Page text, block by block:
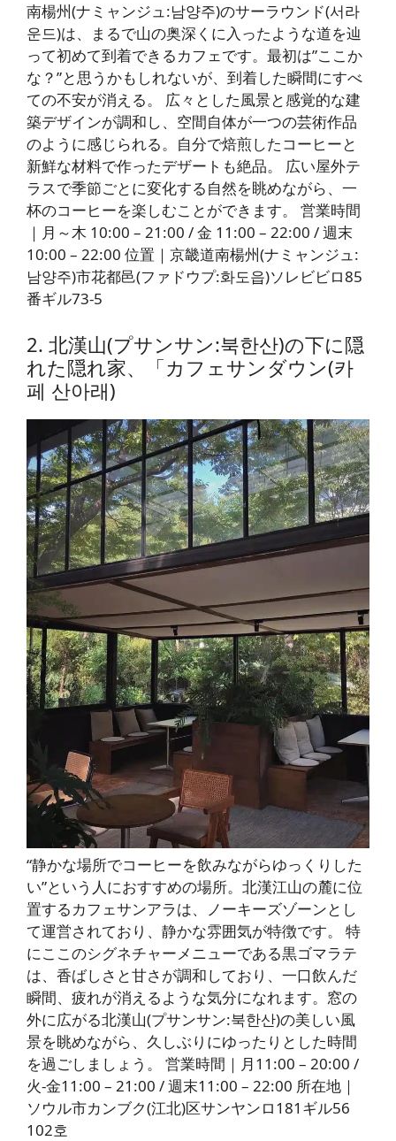
南楊州(ナミャンジュ:남양주)のサーラウンド(서라
운드)は、まるで山の奥深くに入ったような道を辿
って初めて到着できるカフェです。最初は”ここか
な？”と思うかもしれないが、到着した瞬間にすべ
ての不安が消える。 広々とした風景と感覚的な建
築デザインが調和し、空間自体が一つの芸術作品
のように感じられる。自分で焙煎したコーヒーと
新鮮な材料で作ったデザートも絶品。 広い屋外テ
ラスで季節ごとに変化する自然を眺めながら、一
杯のコーヒーを楽しむことができます。 営業時間
｜月～木 10:00 – 21:00 / 金 11:00 – 22:00 / 週末
10:00 – 22:00 位置｜京畿道南楊州(ナミャンジュ:
남양주)市花都邑(ファドウプ:화도읍)ソレビビロ85
番ギル73-5
2. 北漢山(プサンサン:북한산)の下に隠
れた隠れ家、「カフェサンダウン(카
페 산아래)
“静かな場所でコーヒーを飲みながらゆっくりした
い”という人におすすめの場所。北漢江山の麓に位
置するカフェサンアラは、ノーキーズゾーンとし
て運営されており、静かな雰囲気が特徴です。 特
にここのシグネチャーメニューである黒ゴマラテ
は、香ばしさと甘さが調和しており、一口飲んだ
瞬間、疲れが消えるような気分になれます。窓の
外に広がる北漢山(プサンサン:북한산)の美しい風
景を眺めながら、久しぶりにゆったりとした時間
を過ごしましょう。 営業時間｜月11:00 – 20:00 /
火-金11:00 – 21:00 / 週末11:00 – 22:00 所在地｜
ソウル市カンブク(江北)区サンヤンロ181ギル56
102호